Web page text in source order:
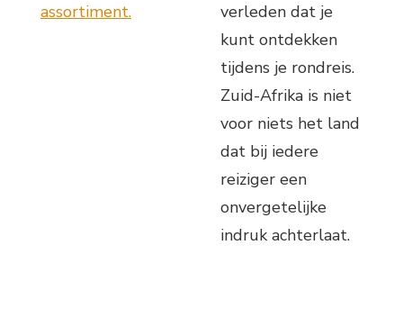
assortiment.
verleden dat je
kunt ontdekken
tijdens je rondreis.
Zuid-Afrika is niet
voor niets het land
dat bij iedere
reiziger een
onvergetelijke
indruk achterlaat.